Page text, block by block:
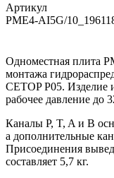
Артикул
PME4-AI5G/
Одноместная плита
монтажа
CETOP P05. Изделие
рабочее давление до
Каналы P, T, A и B
а дополнительные
Присоединения
составляет 5,7 кг.